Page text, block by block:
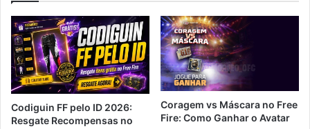
Codiguin FF pelo ID 2026:
Resgate Recompensas no
Coragem vs Máscara no Free
Fire: Como Ganhar o Avatar